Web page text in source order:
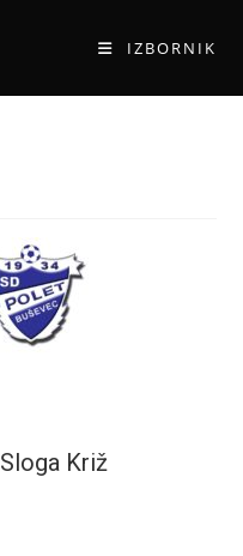
IZBORNIK
Sloga Križ